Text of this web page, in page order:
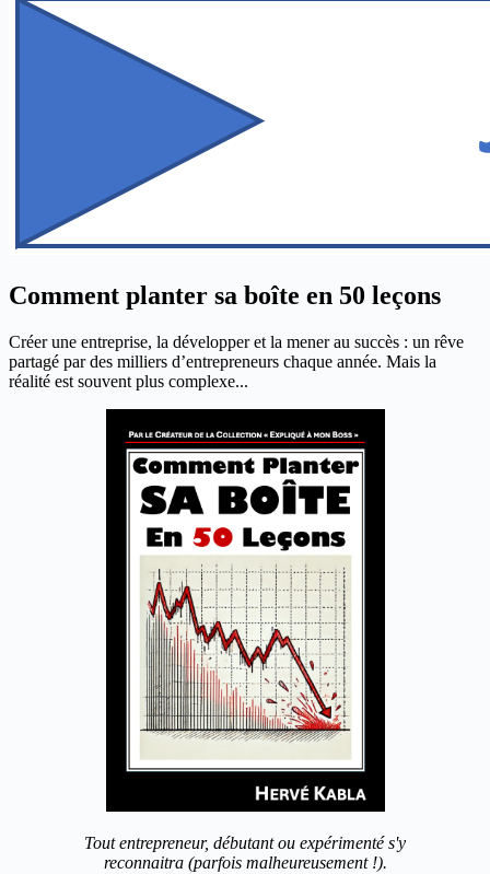
Comment planter sa boîte en 50 leçons
Créer une entreprise, la développer et la mener au succès : un rêve
partagé par des milliers d’entrepreneurs chaque année. Mais la
réalité est souvent plus complexe...
Tout entrepreneur, débutant ou expérimenté s'y
reconnaitra (parfois malheureusement !).